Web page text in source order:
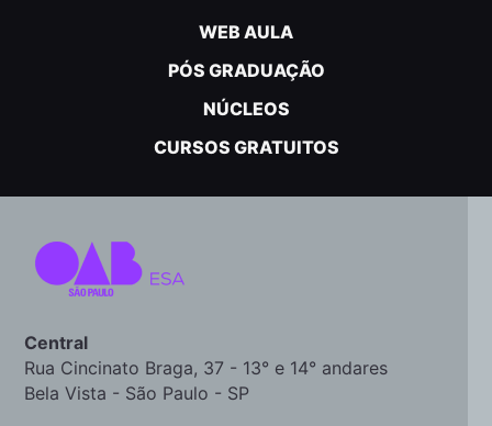
WEB AULA
PÓS GRADUAÇÃO
NÚCLEOS
CURSOS GRATUITOS
Central
Rua Cincinato Braga, 37 - 13° e 14° andares
Bela Vista - São Paulo - SP